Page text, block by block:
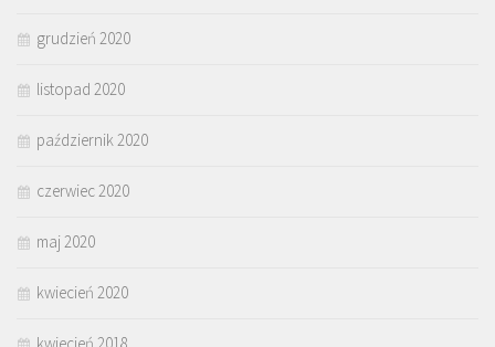
grudzień 2020
listopad 2020
październik 2020
czerwiec 2020
maj 2020
kwiecień 2020